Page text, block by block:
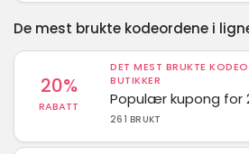
De mest brukte kodeordene i
20%
RABATT
DET MEST BRUKTE
BUTIKKER
Populær kupong for
261 BRUKT